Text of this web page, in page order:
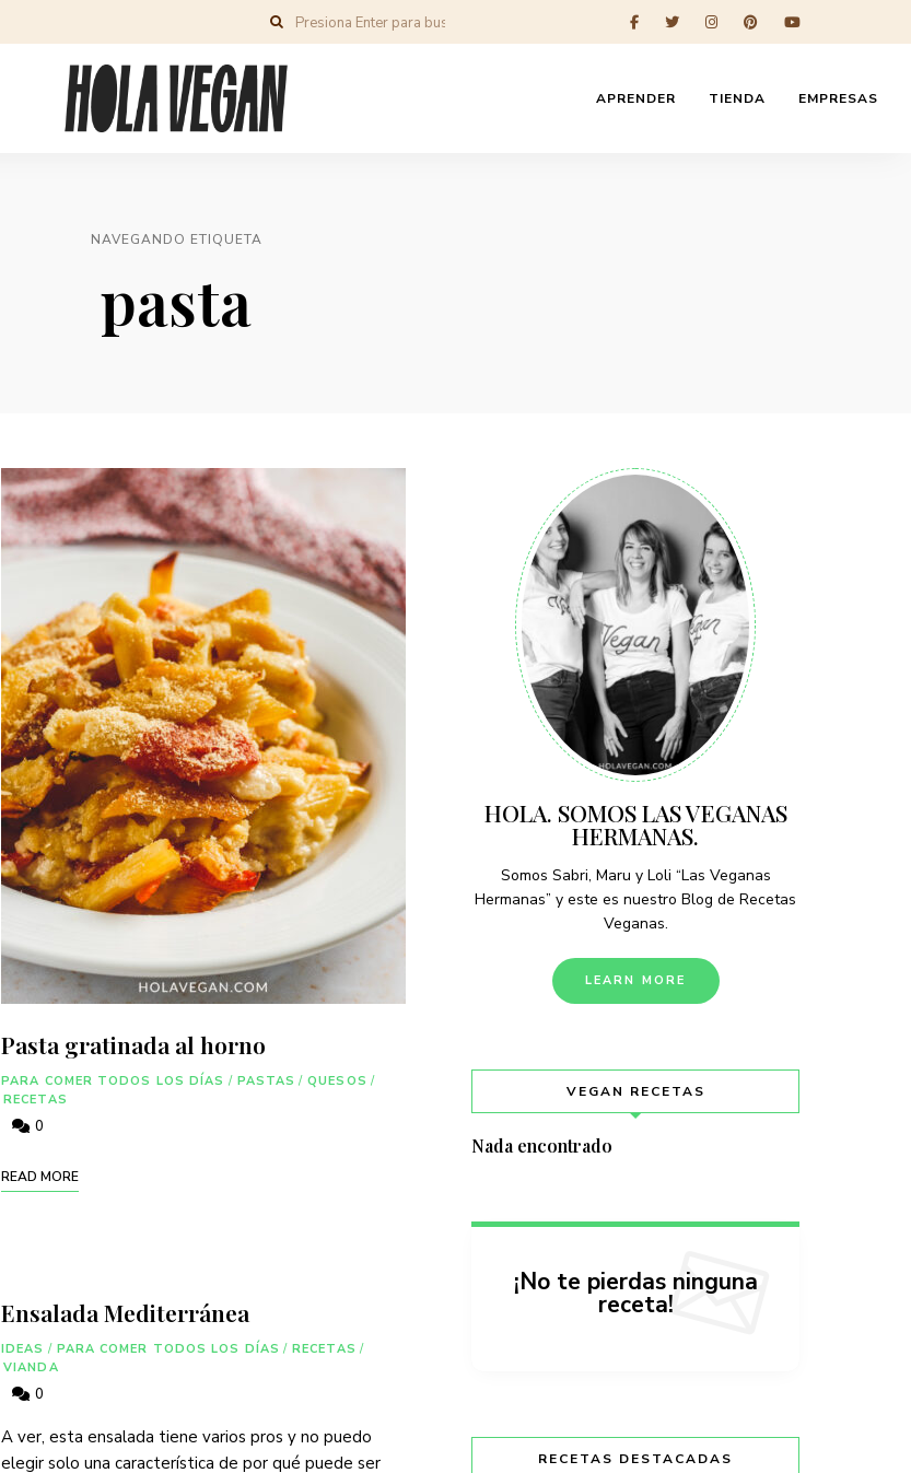
APRENDER TIENDA EMPRESAS
NAVEGANDO ETIQUETA
pasta
Pasta gratinada al horno
PARA COMER TODOS LOS DÍAS / PASTAS / QUESOS /
RECETAS
0
READ MORE
Ensalada Mediterránea
IDEAS / PARA COMER TODOS LOS DÍAS / RECETAS /
VIANDA
0
A ver, esta ensalada tiene varios pros y no puedo
elegir solo una característica de por qué puede ser
HOLA. SOMOS LAS VEGANAS
HERMANAS.
Somos Sabri, Maru y Loli “Las Veganas
Hermanas” y este es nuestro Blog de Recetas
Veganas.
LEARN MORE
VEGAN RECETAS
Nada encontrado
¡No te pierdas ninguna
receta!
RECETAS DESTACADAS